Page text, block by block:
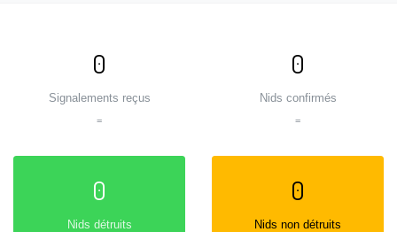
0
Signalements reçus
=
0
Nids confirmés
=
0
Nids détruits
0
Nids non détruits